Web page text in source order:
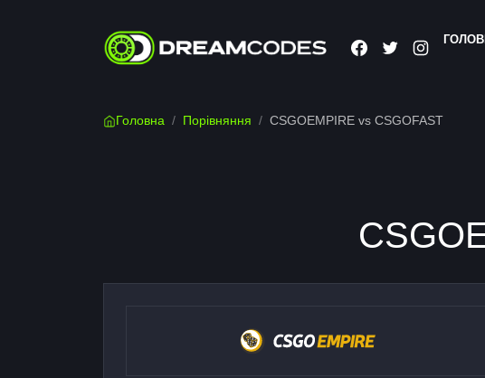
Головна / Порівняння / CSGOEMPIRE vs CSGOFAST